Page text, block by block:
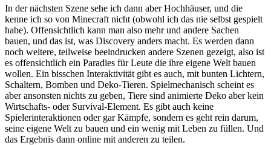
In der nächsten Szene sehe ich dann aber Hochhäuser, und die
kenne ich so von Minecraft nicht (obwohl ich das nie selbst gespielt
habe). Offensichtlich kann man also mehr und andere Sachen
bauen, und das ist, was Discovery anders macht. Es werden dann
noch weitere, teilweise beeindrucken andere Szenen gezeigt, also ist
es offensichtlich ein Paradies für Leute die ihre eigene Welt bauen
wollen. Ein bisschen Interaktivität gibt es auch, mit bunten Lichtern,
Schaltern, Bomben und Deko-Tieren. Spielmechanisch scheint es
aber ansonsten nichts zu geben, Tiere sind animierte Deko aber kein
Wirtschafts- oder Survival-Element. Es gibt auch keine
Spielerinteraktionen oder gar Kämpfe, sondern es geht rein darum,
seine eigene Welt zu bauen und ein wenig mit Leben zu füllen. Und
das Ergebnis dann online mit anderen zu teilen.